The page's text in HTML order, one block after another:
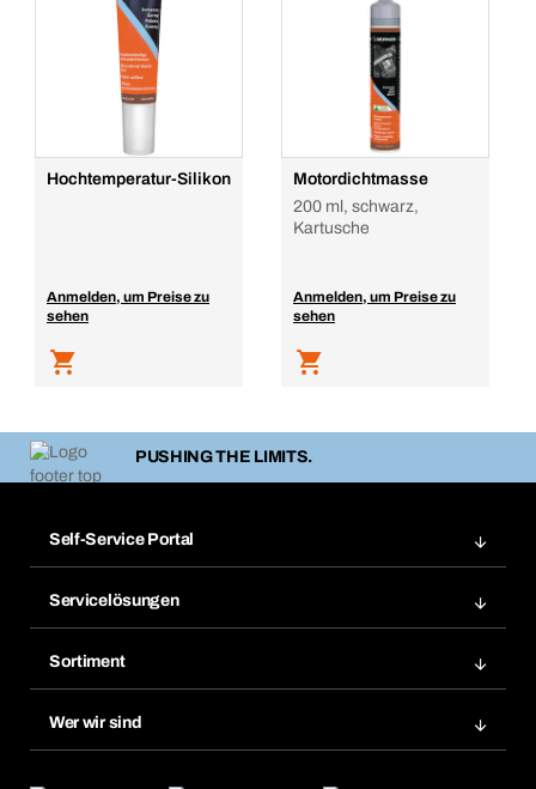
Hochtemperatur-Silikon
Anmelden, um Preise zu
sehen
Motordichtmasse
200 ml, schwarz,
Kartusche
Anmelden, um Preise zu
sehen
PUSHING THE LIMITS.
Self-Service Portal
Merklisten
Nachbestellung
Dauerauftrag
Servicelösungen
Gefahrenstoffdatenbank
eProcurement
Sortiment
Wer wir sind